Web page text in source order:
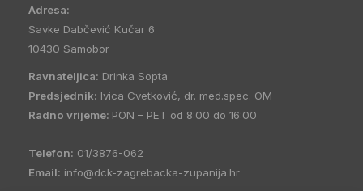
Adresa:
Savke Dabčević Kučar 6
10430 Samobor
Ravnateljica: Drinka Sopta
Predsjednik: Ivica Cvetković, dr. med.spec. OM
Radno vrijeme: PON – PET od 8:00 do 16:00
Telefon: 01/3876-062
Email: info@dck-zagrebacka-zupanija.hr